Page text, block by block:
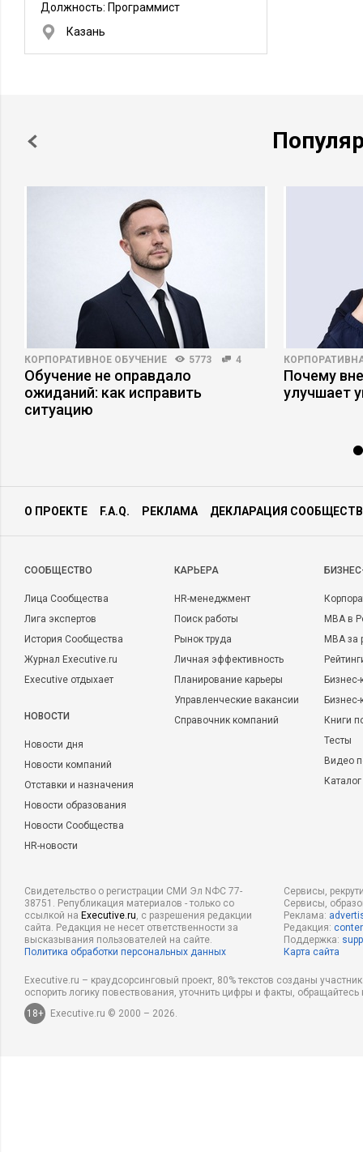
Должность: Программист
Казань
КОРПОРАТИВНОЕ ОБУЧЕНИЕ 5773 4
Обучение не оправдало
ожиданий: как исправить
ситуацию
Почему
улучшает
О ПРОЕКТЕ F.A.Q. РЕКЛАМА ДЕКЛАРАЦИЯ
CООБЩЕСТВО
Лица Сообщества
Лига экспертов
История Сообщества
Журнал Executive.ru
Executive отдыхает
НОВОСТИ
Новости дня
Новости компаний
Отставки и назначения
Новости образования
Новости Сообщества
HR-новости
КАРЬЕРА
HR-менеджмент
Поиск работы
Рынок труда
Личная эффективность
Планирование карьеры
Управленческие вакансии
Справочник компаний
MBA в
MBA
Бизнес-
Книги
Тесты
Видео
Свидетельство о регистрации СМИ Эл NФС 77-
38751. Републикация материалов - только со
ссылкой на Executive.ru, с разрешения редакции
сайта. Редакция не несет ответственности за
высказывания пользователей на сайте.
Политика обработки персональных данных
Сервисы,
Сервисы,
Реклама:
Редакция:
Поддержка:
Карта сайта
Executive.ru – краудсорсинговый проект, 80% текстов созданы
оспорить логику повествования, уточнить цифры и факты,
18+
Executive.ru © 2000 – 2026.